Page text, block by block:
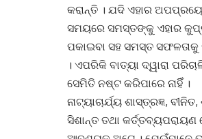
କରାନ୍ତି । ଯଦି ଏହାର
ସମୟରେ ସମସ୍ତଙ୍କୁ ଏହାର
ପକାଇବା ସହ ସମସ୍ତ
। ଏପରିକି ବାତ୍ୟା ଦ୍ୱାରା
ସେମିତି ନଷ୍ଟ କରିପାରେ ନାହିିଁ ।
ନାଟ୍ୟାଚାର୍ଯ୍ୟ ଶାସ୍ତ୍ରଜ୍ଞ,
ସିଶାନ୍ତ ତଥା କର୍ତ୍ତବ୍ୟପରାୟଣ